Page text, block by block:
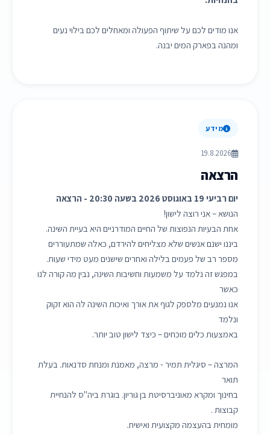
אנו מודים לכם על שיתוף הפעולה ומאחלים לכם בילוי נעים
ומהנה בפארק המים יבנה.
מידע
19.8.2026
הרצאה
יום רביעי 19 באוגוסט 2026 בשעה 20:30 - הרצאה
הנושא – אני רוצה לישון!
אחת הבעיות הנפוצות של החיים המודרניים היא בעיית השינה.
ביננו ישנם אנשים שלא מצליחים להירדם, כאלה שמתעוררים
מספר רב של פעמים בלילה ואחרים שישנים מעט מידי שעות.
במפגש זה נלמד על משמעות וחשיבות השינה, נבין מה קורה לנו
כאשר
אנו נמנעים מלספק לגוף את אורך ואיכות השינה לה הוא זקוק
ונלמד
באמצעות כלים מוכחים – כיצד לישון טוב יותר.
המרצה – סיגלית תמיר - מרצה, מאמנת ומנחת סדנאות. בעלת
תואר
בחינוך ומקרא מאוניברסיטת בן גוריון. בוגרת ביה"ס להנחיית
קבוצות .
מומחית בהעצמה מקצועית ואישית.